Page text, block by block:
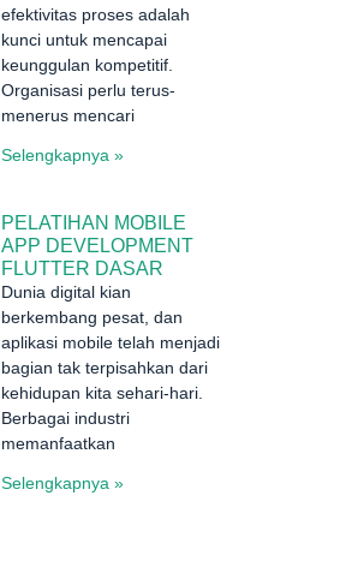
efektivitas proses adalah
kunci untuk mencapai
keunggulan kompetitif.
Organisasi perlu terus-
menerus mencari
Selengkapnya »
PELATIHAN MOBILE
APP DEVELOPMENT
FLUTTER DASAR
Dunia digital kian
berkembang pesat, dan
aplikasi mobile telah menjadi
bagian tak terpisahkan dari
kehidupan kita sehari-hari.
Berbagai industri
memanfaatkan
Selengkapnya »